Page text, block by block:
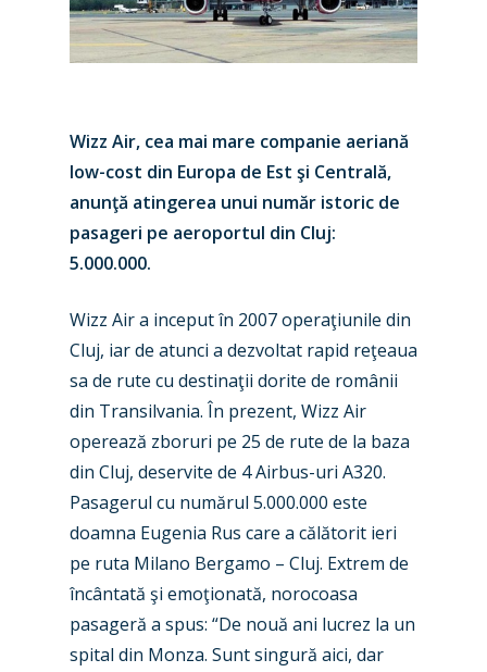
Wizz Air, cea mai mare companie aeriană
low-cost din Europa de Est şi Centrală,
anunţă atingerea unui număr istoric de
pasageri pe aeroportul din Cluj:
5.000.000.
Wizz Air a inceput în 2007 operaţiunile din
Cluj, iar de atunci a dezvoltat rapid reţeaua
sa de rute cu destinaţii dorite de românii
din Transilvania. În prezent, Wizz Air
operează zboruri pe 25 de rute de la baza
din Cluj, deservite de 4 Airbus-uri A320.
Pasagerul cu numărul 5.000.000 este
doamna Eugenia Rus care a călătorit ieri
pe ruta Milano Bergamo – Cluj. Extrem de
încântată şi emoţionată, norocoasa
pasageră a spus: “De nouă ani lucrez la un
spital din Monza. Sunt singură aici, dar